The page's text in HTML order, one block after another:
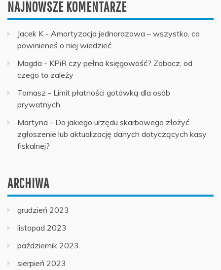
NAJNOWSZE KOMENTARZE
Jacek K- Amortyzacja jednorazowa – wszystko, co
powinieneś o niej wiedzieć
Magda - KPiR czy pełna księgowość? Zobacz, od
czego to zależy
Tomasz - Limit płatności gotówką dla osób
prywatnych
Martyna - Do jakiego urzędu skarbowego złożyć
zgłoszenie lub aktualizację danych dotyczących kasy
fiskalnej?
ARCHIWA
grudzień 2023
listopad 2023
październik 2023
sierpień 2023